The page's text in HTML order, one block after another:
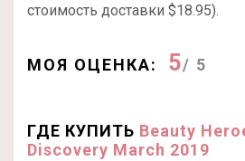
стоимость доставки $18.95).
МОЯ ОЦЕНКА: 5/ 5
ГДЕ КУПИТЬ Beauty
Discovery March 2019